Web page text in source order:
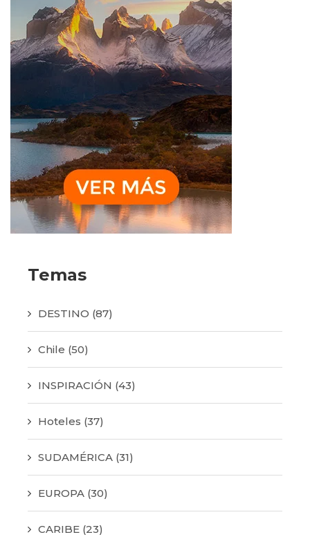
Temas
DESTINO (87)
Chile (50)
INSPIRACIÓN (43)
Hoteles (37)
SUDAMÉRICA (31)
EUROPA (30)
CARIBE (23)